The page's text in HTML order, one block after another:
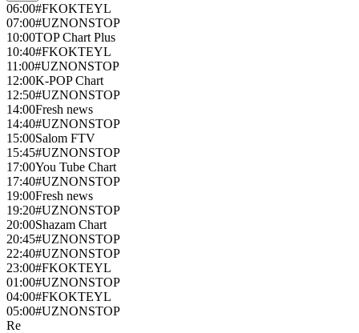
06:00#FKOKTEYL
07:00#UZNONSTOP
10:00TOP Chart Plus
10:40#FKOKTEYL
11:00#UZNONSTOP
12:00K-POP Chart
12:50#UZNONSTOP
14:00Fresh news
14:40#UZNONSTOP
15:00Salom FTV
15:45#UZNONSTOP
17:00You Tube Chart
17:40#UZNONSTOP
19:00Fresh news
19:20#UZNONSTOP
20:00Shazam Chart
20:45#UZNONSTOP
22:40#UZNONSTOP
23:00#FKOKTEYL
01:00#UZNONSTOP
04:00#FKOKTEYL
05:00#UZNONSTOP
Re